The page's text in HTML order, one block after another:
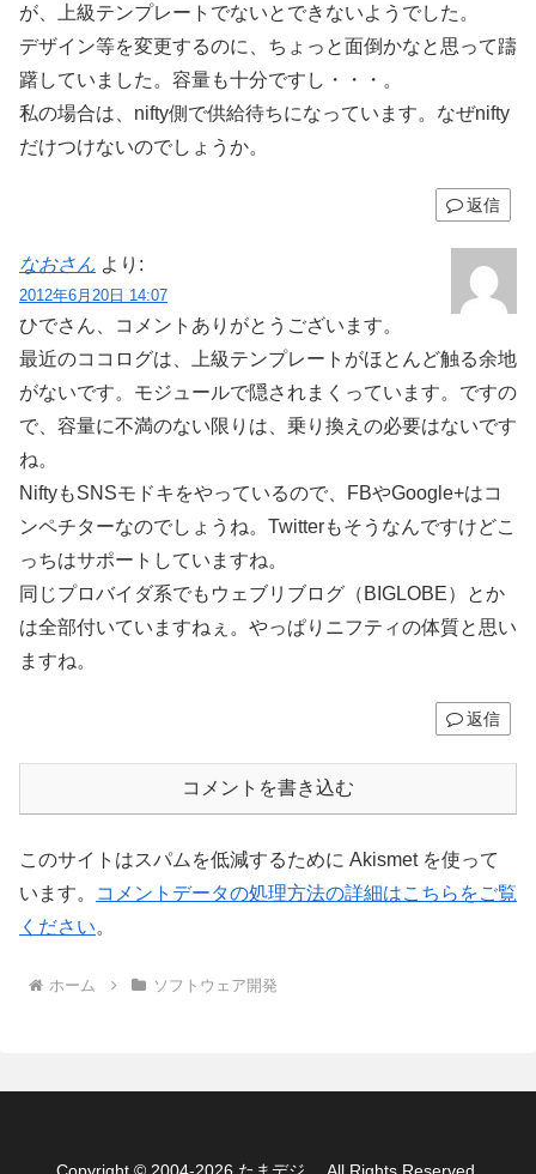
が、上級テンプレートでないとできないようでした。
デザイン等を変更するのに、ちょっと面倒かなと思って躊
躇していました。容量も十分ですし・・・。
私の場合は、nifty側で供給待ちになっています。なぜnifty
だけつけないのでしょうか。
返信
なおさん より:
2012年6月20日 14:07
ひでさん、コメントありがとうございます。
最近のココログは、上級テンプレートがほとんど触る余地
がないです。モジュールで隠されまくっています。ですの
で、容量に不満のない限りは、乗り換えの必要はないです
ね。
NiftyもSNSモドキをやっているので、FBやGoogle+はコ
ンペチターなのでしょうね。Twitterもそうなんですけどこ
っちはサポートしていますね。
同じプロバイダ系でもウェブリブログ（BIGLOBE）とか
は全部付いていますねぇ。やっぱりニフティの体質と思い
ますね。
返信
コメントを書き込む
このサイトはスパムを低減するために Akismet を使って
います。
コメントデータの処理方法の詳細はこちらをご覧
ください。
ホーム ソフトウェア開発
Copyright © 2004-2026 たまデジ。 All Rights Reserved.